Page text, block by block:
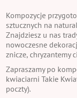
Kompozycje
sztucznych na
Znajdziesz u nas
nowoczesne
znicze, chryzantemy
Zapraszamy po
kwiaciarni Takie
poczty).